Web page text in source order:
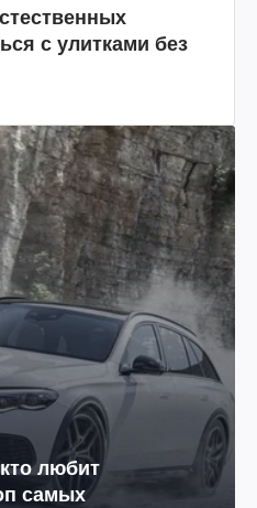
с улитками без
любит
самых